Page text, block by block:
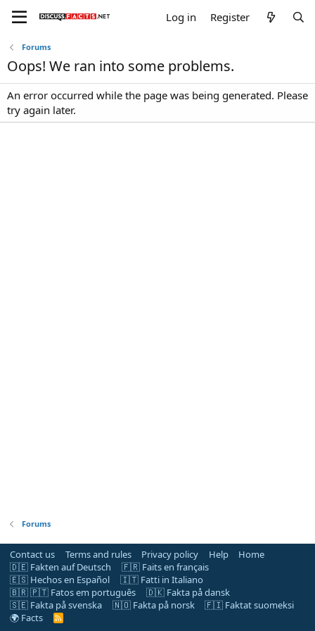
Log in Register
Forums
Oops! We ran into some problems.
An error occurred while the page was being generated. Please
try again later.
Forums
Contact us Terms and rules Privacy policy Help
Home
🇩🇪 Fakten auf Deutsch
🇫🇷 Faits en français
🇪🇸 Hechos en Español
🇮🇹 Fatti in Italiano
🇧🇷 🇵🇹 Fatos em português
🇩🇰 Fakta på dansk
🇸🇪 Fakta på svenska
🇳🇴 Fakta på norsk
🇫🇮 Faktat suomeksi
🌍 Facts
R